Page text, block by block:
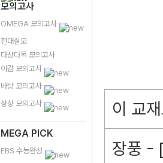
모의고사
OMEGA 모의고사
전대실모
다상다독 모의고사
이감 모의고사
바탕 모의고사
상상 모의고사
MEGA PICK
EBS 수능완성
이 교
장풍 -